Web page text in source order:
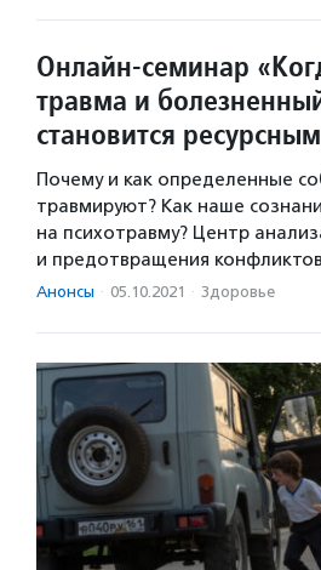
Онлайн-семинар
травма и
становится
Почему и как определенные
травмируют? Как наше
на психотравму? Центр
и предотвращения
Анонсы · 05.10.2021 · Здоровье